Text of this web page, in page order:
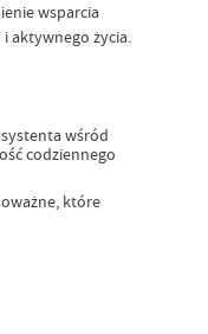
wsparcia
aktywnego życia.
wśród
codziennego
które